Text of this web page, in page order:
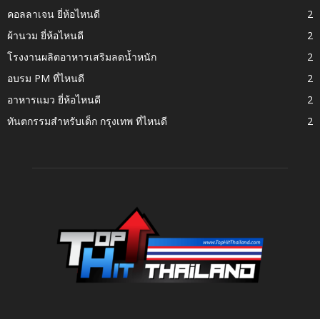
คอลลาเจน ยี่ห้อไหนดี
2
ผ้านวม ยี่ห้อไหนดี
2
โรงงานผลิตอาหารเสริมลดน้ำหนัก
2
อบรม PM ที่ไหนดี
2
อาหารแมว ยี่ห้อไหนดี
2
ทันตกรรมสำหรับเด็ก กรุงเทพ ที่ไหนดี
2